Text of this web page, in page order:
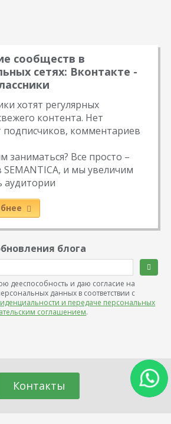
сообществ в
сетях: Вконтакте -
хотят регулярных
контента. Нет
подписчиков, комментариев
заниматься? Все просто –
и мы увеличим
аудитории
блога
дееспособность и даю согласие на
данных в соответствии с
и передаче персональных
соглашением.
Контакты